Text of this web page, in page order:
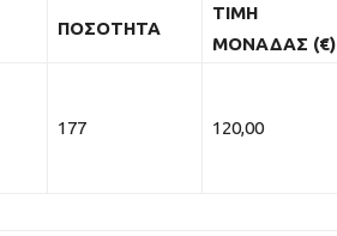
ΠΟΣΟΤΗΤΑ
ΤΙΜΗ
ΜΟΝΑΔΑΣ (€)
177 120,00